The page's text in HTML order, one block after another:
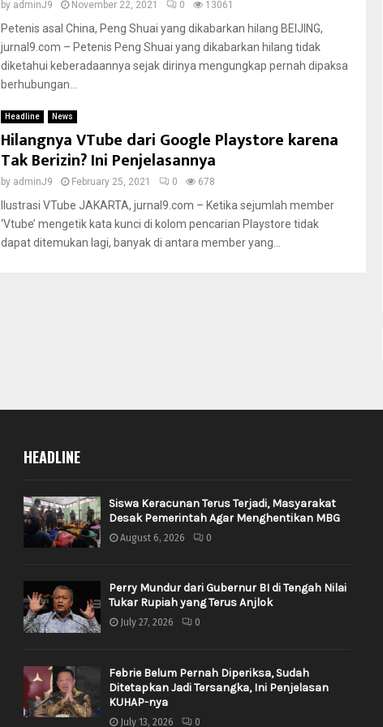
by adminJ9 November 22, 2021 0 13061
Petenis asal China, Peng Shuai yang dikabarkan hilang BEIJING,
jurnal9.com – Petenis Peng Shuai yang dikabarkan hilang tidak
diketahui keberadaannya sejak dirinya mengungkap pernah dipaksa
berhubungan...
Headline News
Hilangnya VTube dari Google Playstore karena
Tak Berizin? Ini Penjelasannya
by adminJ9 February 25, 2021 0 678
Ilustrasi VTube JAKARTA, jurnal9.com – Ketika sejumlah member
‘Vtube’ mengetik kata kunci di kolom pencarian Playstore tidak
dapat ditemukan lagi, banyak di antara member yang...
HEADLINE
Siswa Keracunan Terus Terjadi, Masyarakat
Desak Pemerintah Agar Menghentikan MBG
August 6, 2026 0
Perry Mundur dari Gubernur BI di Tengah Nilai
Tukar Rupiah yang Terus Anjlok
July 27, 2026 0
Febrie Belum Pernah Diperiksa, Sudah
Ditetapkan Jadi Tersangka, Ini Penjelasan
KUHAP-nya
July 13, 2026 0